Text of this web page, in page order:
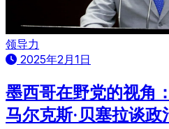
领导力
2025年2月1日
墨西哥在野党的视角
马尔克斯·贝塞拉谈政